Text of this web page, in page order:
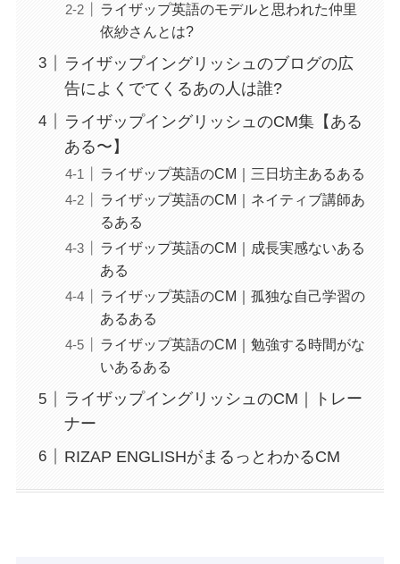
ライザップ英語のモデルと思われた仲里
依紗さんとは?
ライザップイングリッシュのブログの広
告によくでてくるあの人は誰?
ライザップイングリッシュのCM集【ある
ある〜】
ライザップ英語のCM｜三日坊主あるある
ライザップ英語のCM｜ネイティブ講師あ
るある
ライザップ英語のCM｜成長実感ないある
ある
ライザップ英語のCM｜孤独な自己学習の
あるある
ライザップ英語のCM｜勉強する時間がな
いあるある
ライザップイングリッシュのCM｜トレー
ナー
RIZAP ENGLISHがまるっとわかるCM